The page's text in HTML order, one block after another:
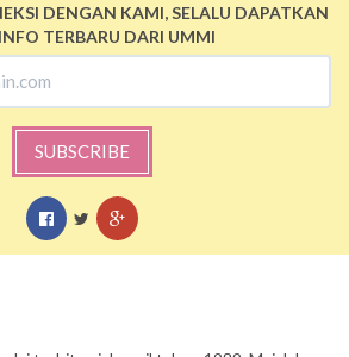
DENGAN KAMI, SELALU DAPATKAN
TERBARU DARI UMMI
SUBSCRIBE